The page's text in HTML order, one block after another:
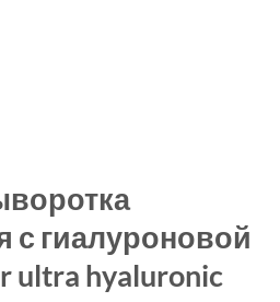
гиалуроновой
ultra hyaluronic